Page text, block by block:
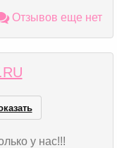
Отзывов еще нет
у нас!!!